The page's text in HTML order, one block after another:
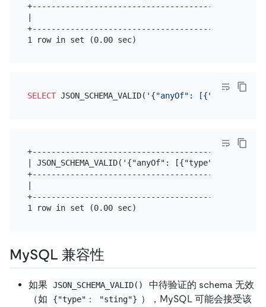
SELECT JSON_SCHEMA_VALID( '{"anyOf": [{"type":
| JSON_SCHEMA_VALID('{"anyOf": [{"type":
MySQL 兼容性
如果 JSON_SCHEMA_VALID()
中待验证的 schema 无效
（如
{"type"： "sting"} ），MySQL 可能会接受该